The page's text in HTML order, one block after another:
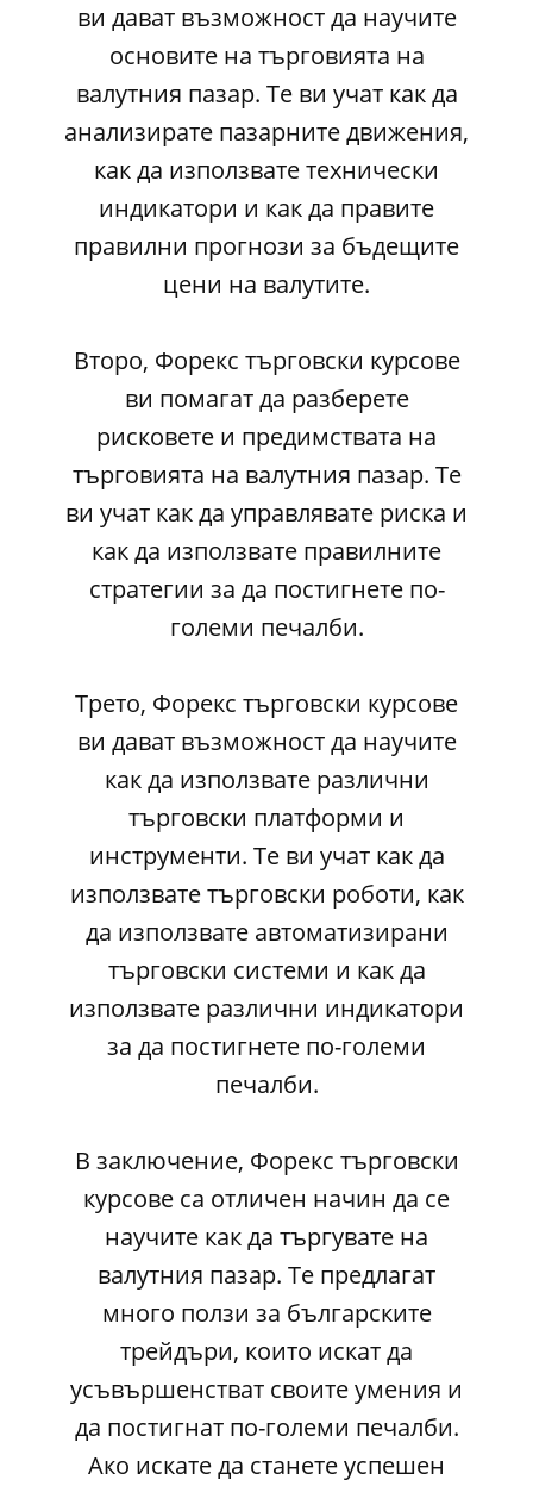
ви дават възможност да научите
основите на търговията на
валутния пазар. Те ви учат как да
анализирате пазарните движения,
как да използвате технически
индикатори и как да правите
правилни прогнози за бъдещите
цени на валутите.
Второ, Форекс търговски курсове
ви помагат да разберете
рисковете и предимствата на
търговията на валутния пазар. Те
ви учат как да управлявате риска и
как да използвате правилните
стратегии за да постигнете по-
големи печалби.
Трето, Форекс търговски курсове
ви дават възможност да научите
как да използвате различни
търговски платформи и
инструменти. Те ви учат как да
използвате търговски роботи, как
да използвате автоматизирани
търговски системи и как да
използвате различни индикатори
за да постигнете по-големи
печалби.
В заключение, Форекс търговски
курсове са отличен начин да се
научите как да търгувате на
валутния пазар. Те предлагат
много ползи за българските
трейдъри, които искат да
усъвършенстват своите умения и
да постигнат по-големи печалби.
Ако искате да станете успешен